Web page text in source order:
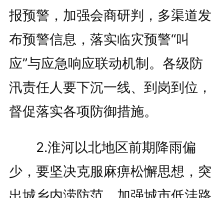
报预警，加强会商研判，多渠道发
布预警信息，落实临灾预警“叫
应”与应急响应联动机制。各级防
汛责任人要下沉一线、到岗到位，
督促落实各项防御措施。
2.淮河以北地区前期降雨偏
少，要坚决克服麻痹松懈思想，突